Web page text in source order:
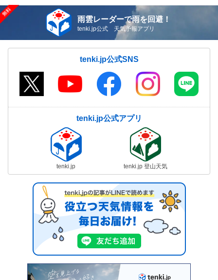
雨雲レーダーで雨を回避！
tenki.jp公式 天気予報アプリ
tenki.jp公式SNS
tenki.jp公式アプリ
tenki.jp tenki.jp 登山天気